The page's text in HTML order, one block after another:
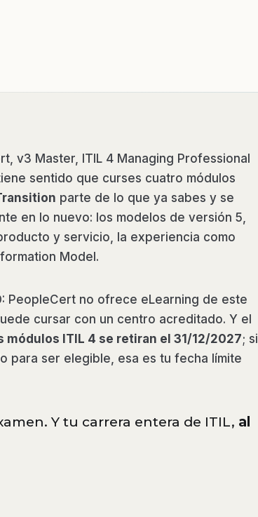
v3 Master, ITIL 4 Managing Professional
sentido que curses cuatro módulos
parte de lo que ya sabes y se
en lo nuevo: los modelos de versión 5,
y servicio, la experiencia como
Model.
PeopleCert no ofrece eLearning de este
cursar con un centro acreditado. Y el
módulos ITIL 4 se retiran el 31/12/2027; si
para ser elegible, esa es tu fecha límite
Y tu carrera entera de ITIL, al